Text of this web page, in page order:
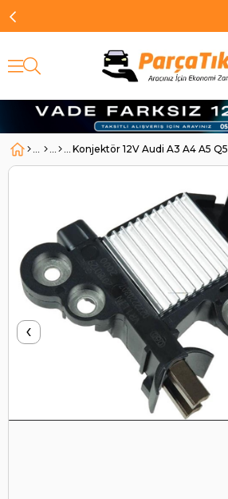
Konjektör 12V Audi A3 A4 A5
‹